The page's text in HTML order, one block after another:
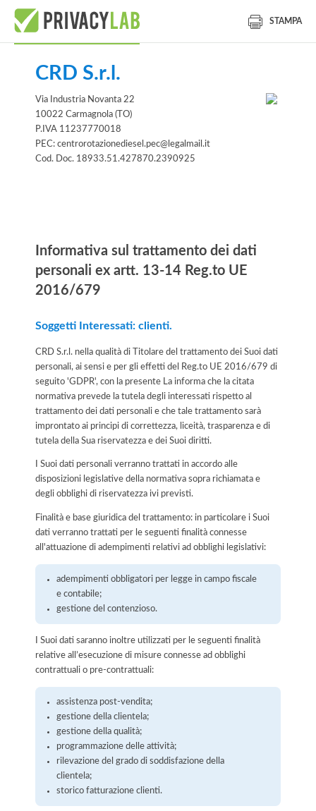
STAMPA
CRD S.r.l.
Via Industria Novanta 22
10022 Carmagnola (TO)
P.IVA 11237770018
PEC: centrorotazionediesel.pec@legalmail.it
Cod. Doc. 18933.51.427870.2390925
Informativa sul trattamento dei dati
personali ex artt. 13-14 Reg.to UE
2016/679
Soggetti Interessati: clienti.
CRD S.r.l. nella qualità di Titolare del trattamento dei Suoi dati
personali, ai sensi e per gli effetti del Reg.to UE 2016/679 di
seguito 'GDPR', con la presente La informa che la citata
normativa prevede la tutela degli interessati rispetto al
trattamento dei dati personali e che tale trattamento sarà
improntato ai principi di correttezza, liceità, trasparenza e di
tutela della Sua riservatezza e dei Suoi diritti.
I Suoi dati personali verranno trattati in accordo alle
disposizioni legislative della normativa sopra richiamata e
degli obblighi di riservatezza ivi previsti.
Finalità e base giuridica del trattamento: in particolare i Suoi
dati verranno trattati per le seguenti finalità connesse
all'attuazione di adempimenti relativi ad obblighi legislativi:
adempimenti obbligatori per legge in campo fiscale
e contabile;
gestione del contenzioso.
I Suoi dati saranno inoltre utilizzati per le seguenti finalità
relative all’esecuzione di misure connesse ad obblighi
contrattuali o pre-contrattuali:
assistenza post-vendita;
gestione della clientela;
gestione della qualità;
programmazione delle attività;
rilevazione del grado di soddisfazione della
clientela;
storico fatturazione clienti.